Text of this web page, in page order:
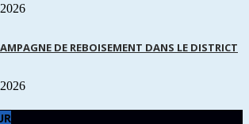
DE REBOISEMENT DANS LE DISTRICT